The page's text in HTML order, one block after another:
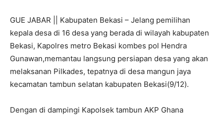
GUE JABAR || Kabupaten Bekasi – Jelang pemilihan
kepala desa di 16 desa yang berada di wilayah kabupaten
Bekasi, Kapolres metro Bekasi kombes pol Hendra
Gunawan,memantau langsung persiapan desa yang akan
melaksanan Pilkades, tepatnya di desa mangun jaya
kecamatan tambun selatan kabupaten Bekasi(9/12).
Dengan di dampingi Kapolsek tambun AKP Ghana